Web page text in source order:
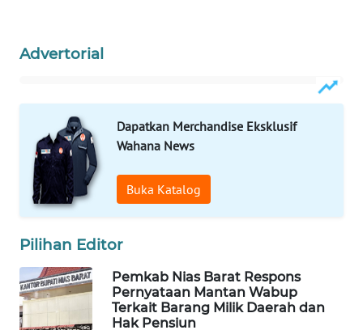
Advertorial
Dapatkan Merchandise Eksklusif
Wahana News
Buka Katalog
Pilihan Editor
Pemkab Nias Barat Respons
Pernyataan Mantan Wabup
Terkait Barang Milik Daerah dan
Hak Pensiun
NET
WAHANA
SPORT
WAHANA
UMKM
SELEB
WAHANA